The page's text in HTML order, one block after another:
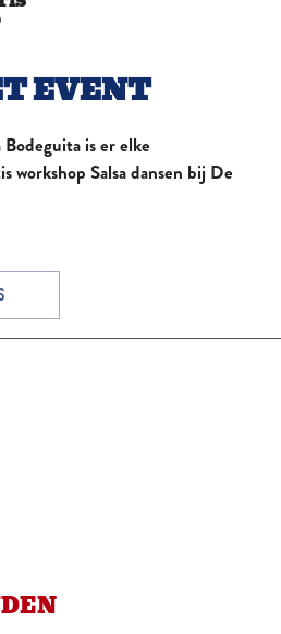
EVENT
is er elke
workshop Salsa dansen bij De